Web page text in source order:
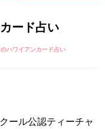
ード占い
ハワイアンカード占い
ール公認ティーチャ